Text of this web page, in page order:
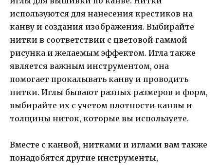
используются для нанесения крестиков на
канву и создания изображения. Выбирайте
нитки в соответствии с цветовой гаммой
рисунка и желаемым эффектом. Игла также
является важным инструментом, она
помогает прокалывать канву и проводить
нитки. Иглы бывают разных размеров и форм,
выбирайте их с учетом плотности канвы и
толщины ниток, которые вы используете.
Вместе с канвой, нитками и иглами вам также
понадобятся другие инструменты,